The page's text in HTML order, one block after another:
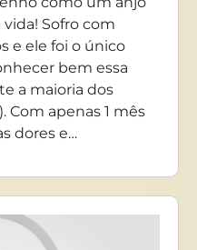
Sofro com
e ele foi o único
bem essa
a maioria dos
Com apenas 1 mês
dores e…